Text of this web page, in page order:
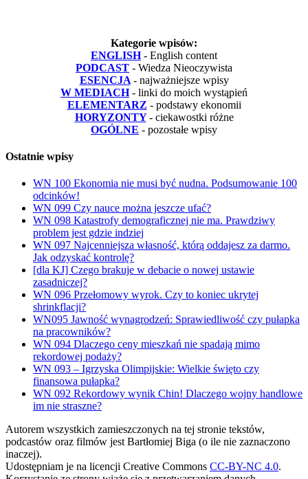
Kategorie wpisów:
ENGLISH - English content
PODCAST - Wiedza Nieoczywista
ESENCJA - najważniejsze wpisy
W MEDIACH - linki do moich wystąpień
ELEMENTARZ - podstawy ekonomii
HORYZONTY - ciekawostki różne
OGÓLNE - pozostałe wpisy
Ostatnie wpisy
WN 100 Ekonomia nie musi być nudna. Podsumowanie 100
odcinków!
WN 099 Czy nauce można jeszcze ufać?
WN 098 Katastrofy demograficznej nie ma. Prawdziwy
problem jest gdzie indziej
WN 097 Najcenniejsza własność, którą oddajesz za darmo.
Jak odzyskać kontrolę?
[dla KJ] Czego brakuje w debacie o nowej ustawie
zasadniczej?
WN 096 Przełomowy wyrok. Czy to koniec ukrytej
shrinkflacji?
WN095 Jawność wynagrodzeń: Sprawiedliwość czy pułapka
na pracowników?
WN 094 Dlaczego ceny mieszkań nie spadają mimo
rekordowej podaży?
WN 093 – Igrzyska Olimpijskie: Wielkie święto czy
finansowa pułapka?
WN 092 Rekordowy wynik Chin! Dlaczego wojny handlowe
im nie straszne?
Autorem wszystkich zamieszczonych na tej stronie tekstów,
podcastów oraz filmów jest Bartłomiej Biga (o ile nie zaznaczono
inaczej).
Udostępniam je na licencji Creative Commons CC-BY-NC 4.0.